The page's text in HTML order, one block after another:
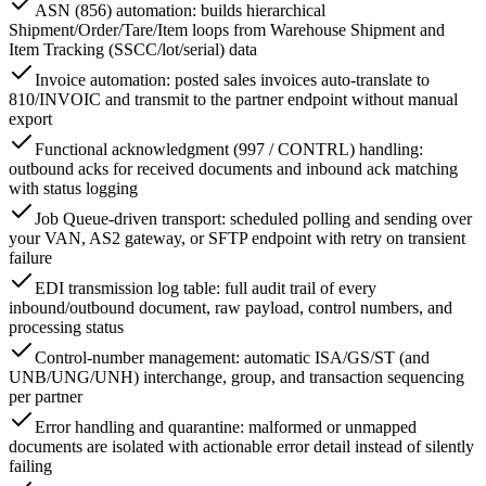
ASN (856) automation: builds hierarchical
Shipment/Order/Tare/Item loops from Warehouse Shipment and
Item Tracking (SSCC/lot/serial) data
Invoice automation: posted sales invoices auto-translate to
810/INVOIC and transmit to the partner endpoint without manual
export
Functional acknowledgment (997 / CONTRL) handling:
outbound acks for received documents and inbound ack matching
with status logging
Job Queue-driven transport: scheduled polling and sending over
your VAN, AS2 gateway, or SFTP endpoint with retry on transient
failure
EDI transmission log table: full audit trail of every
inbound/outbound document, raw payload, control numbers, and
processing status
Control-number management: automatic ISA/GS/ST (and
UNB/UNG/UNH) interchange, group, and transaction sequencing
per partner
Error handling and quarantine: malformed or unmapped
documents are isolated with actionable error detail instead of silently
failing